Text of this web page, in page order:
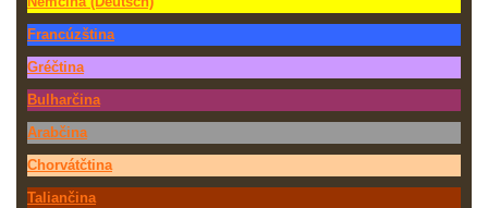
Francúzština
Gréčtina
Bulharčina
Arabčina
Chorvátčtina
Taliančina